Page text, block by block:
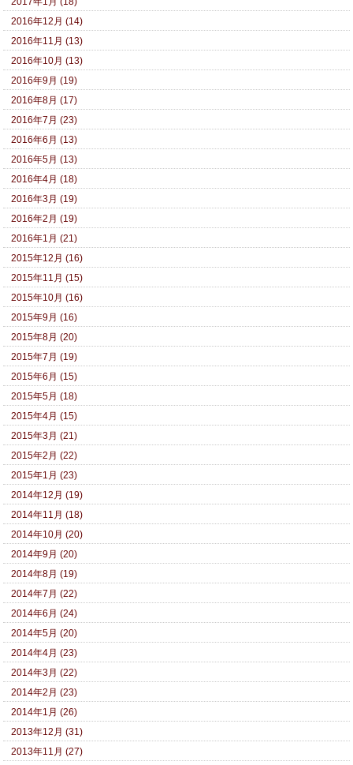
2016年12月 (14)
2016年11月 (13)
2016年10月 (13)
2016年9月 (19)
2016年8月 (17)
2016年7月 (23)
2016年6月 (13)
2016年5月 (13)
2016年4月 (18)
2016年3月 (19)
2016年2月 (19)
2016年1月 (21)
2015年12月 (16)
2015年11月 (15)
2015年10月 (16)
2015年9月 (16)
2015年8月 (20)
2015年7月 (19)
2015年6月 (15)
2015年5月 (18)
2015年4月 (15)
2015年3月 (21)
2015年2月 (22)
2015年1月 (23)
2014年12月 (19)
2014年11月 (18)
2014年10月 (20)
2014年9月 (20)
2014年8月 (19)
2014年7月 (22)
2014年6月 (24)
2014年5月 (20)
2014年4月 (23)
2014年3月 (22)
2014年2月 (23)
2014年1月 (26)
2013年12月 (31)
2013年11月 (27)